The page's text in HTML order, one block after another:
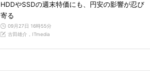
HDDやSSDの週末特価にも、円安の影響が忍び
寄る
09月27日 16時55分
古田雄介，ITmedia